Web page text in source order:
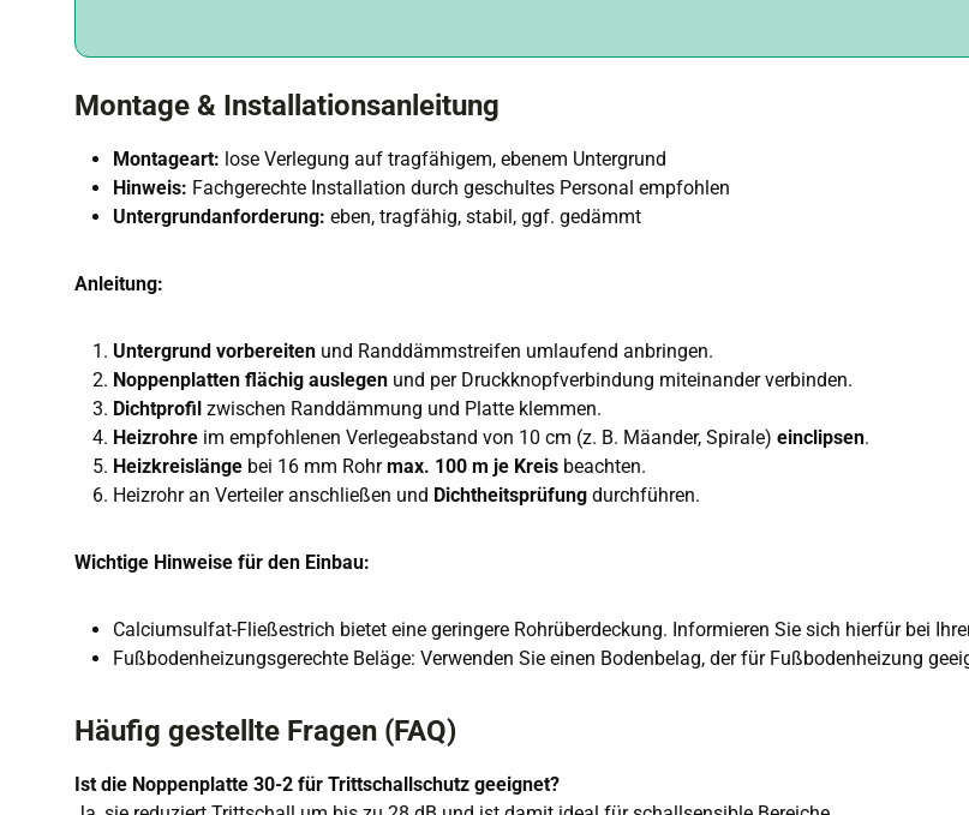
Montage & Installationsanleitung
Montageart: lose Verlegung auf tragfähigem, ebenem Untergrund
Hinweis: Fachgerechte Installation durch geschultes Personal empfohlen
Untergrundanforderung: eben, tragfähig, stabil, ggf. gedämmt
Anleitung:
Untergrund vorbereiten und Randdämmstreifen umlaufend anbringen.
Noppenplatten flächig auslegen und per Druckknopfverbindung miteinander verbinden.
Dichtprofil zwischen Randdämmung und Platte klemmen.
Heizrohre im empfohlenen Verlegeabstand von 10 cm (z. B. Mäander, Spirale) einclipsen.
Heizkreislänge bei 16 mm Rohrmax. 100 m je Kreis beachten.
Heizrohr an Verteiler anschließen und Dichtheitsprüfung durchführen.
Wichtige Hinweise für den Einbau:
Calciumsulfat-Fließestrich bietet eine geringere Rohrüberdeckung. Informieren Sie sich hierfür bei
Fußbodenheizungsgerechte Beläge: Verwenden Sie einen Bodenbelag, der für Fußbodenheizung
Häufig gestellte Fragen (FAQ)
Ist die Noppenplatte 30-2 für Trittschallschutz geeignet?